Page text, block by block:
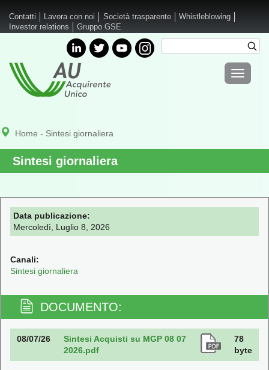
Contatti Lavora con noi Società trasparente
Whistleblowing
Investor relations
Gruppo GSE
Form di
Toggle
Home - Sintesi giornaliera
Sintesi giornaliera
Data publicazione:
Mercoledì, Luglio 8, 2026
Canali:
Sintesi giornaliera
DOCUMENTO:
08/07/26
Sintesi Acquisti su MGP 08 07
2026.pdf
78
byte